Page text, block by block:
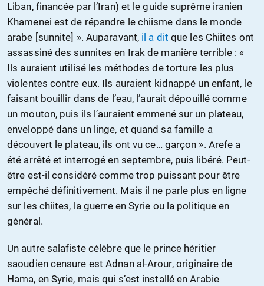
Liban, financée par l’Iran) et le guide suprême iranien
Khamenei est de répandre le chiisme dans le monde
arabe [sunnite] ». Auparavant, il a dit que les Chiites ont
assassiné des sunnites en Irak de manière terrible : «
Ils auraient utilisé les méthodes de torture les plus
violentes contre eux. Ils auraient kidnappé un enfant, le
faisant bouillir dans de l’eau, l’aurait dépouillé comme
un mouton, puis ils l’auraient emmené sur un plateau,
enveloppé dans un linge, et quand sa famille a
découvert le plateau, ils ont vu ce… garçon ». Arefe a
été arrêté et interrogé en septembre, puis libéré. Peut-
être est-il considéré comme trop puissant pour être
empêché définitivement. Mais il ne parle plus en ligne
sur les chiites, la guerre en Syrie ou la politique en
général.
Un autre salafiste célèbre que le prince héritier
saoudien censure est Adnan al-Arour, originaire de
Hama, en Syrie, mais qui s’est installé en Arabie